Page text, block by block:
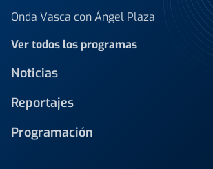
Onda Vasca con Ángel Plaza
Ver todos los programas
Noticias
Reportajes
Programación